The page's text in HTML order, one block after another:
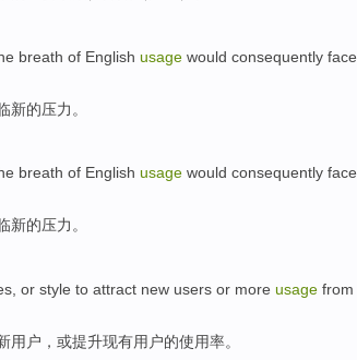
breath of English usage would consequently face
新的压力 。
breath of English usage would consequently face
新的压力。
or style to attract new users or more usage from
用户 ，或提升现有用户的使用率。